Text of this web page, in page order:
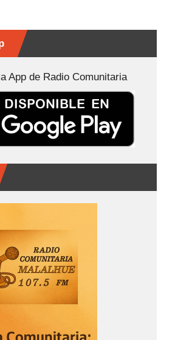
s
n
g
er
s
p
p
p
tir
App de Radio Comunitaria